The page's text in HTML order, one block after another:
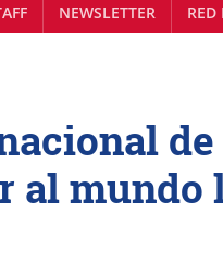
NEWSLETTER
de
al mundo